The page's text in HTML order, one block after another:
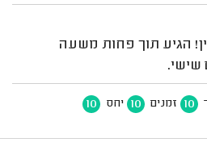
הגיע תוך פחות משעה
שישי.
10 זמנים 10 יחס 10